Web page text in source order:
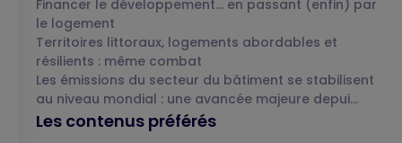
Financer le développement… en passant (enfin) par
le logement
Territoires littoraux, logements abordables et
résilients : même combat
Les émissions du secteur du bâtiment se stabilisent
au niveau mondial : une avancée majeure depui...
Les contenus préférés